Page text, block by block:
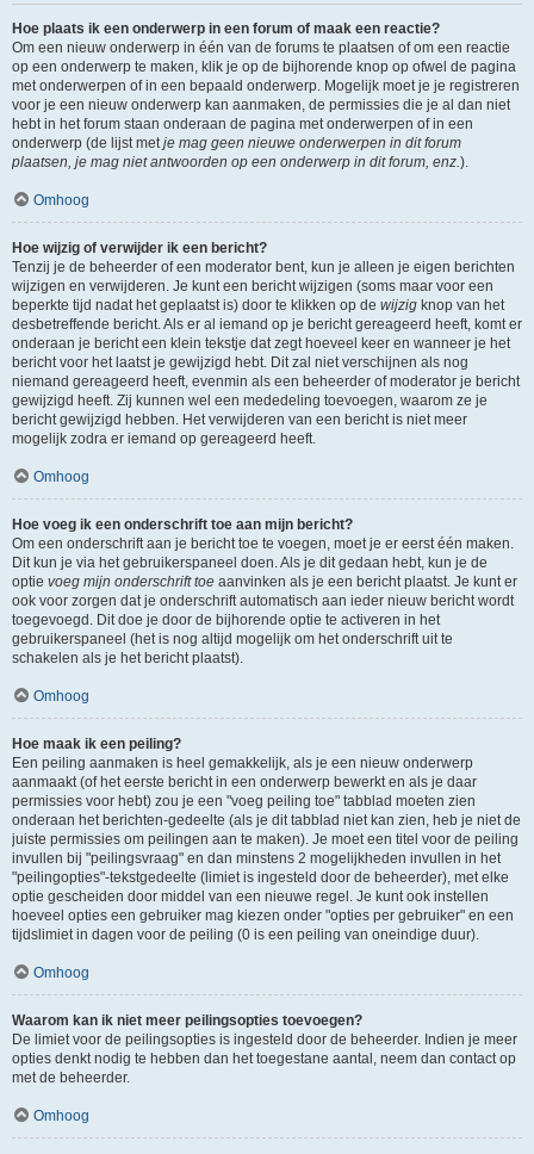
Hoe plaats ik een onderwerp in een forum of maak een reactie?
Om een nieuw onderwerp in één van de forums te plaatsen of om een reactie
op een onderwerp te maken, klik je op de bijhorende knop op ofwel de pagina
met onderwerpen of in een bepaald onderwerp. Mogelijk moet je je registreren
voor je een nieuw onderwerp kan aanmaken, de permissies die je al dan niet
hebt in het forum staan onderaan de pagina met onderwerpen of in een
onderwerp (de lijst metje mag geen nieuwe onderwerpen in dit forum
plaatsen, je mag niet antwoorden op een onderwerp in dit forum, enz.).
Omhoog
Hoe wijzig of verwijder ik een bericht?
Tenzij je de beheerder of een moderator bent, kun je alleen je eigen berichten
wijzigen en verwijderen. Je kunt een bericht wijzigen (soms maar voor een
beperkte tijd nadat het geplaatst is) door te klikken op de wijzig knop van het
desbetreffende bericht. Als er al iemand op je bericht gereageerd heeft, komt er
onderaan je bericht een klein tekstje dat zegt hoeveel keer en wanneer je het
bericht voor het laatst je gewijzigd hebt. Dit zal niet verschijnen als nog
niemand gereageerd heeft, evenmin als een beheerder of moderator je bericht
gewijzigd heeft. Zij kunnen wel een mededeling toevoegen, waarom ze je
bericht gewijzigd hebben. Het verwijderen van een bericht is niet meer
mogelijk zodra er iemand op gereageerd heeft.
Omhoog
Hoe voeg ik een onderschrift toe aan mijn bericht?
Om een onderschrift aan je bericht toe te voegen, moet je er eerst één maken.
Dit kun je via het gebruikerspaneel doen. Als je dit gedaan hebt, kun je de
optie voeg mijn onderschrift toe aanvinken als je een bericht plaatst. Je kunt er
ook voor zorgen dat je onderschrift automatisch aan ieder nieuw bericht wordt
toegevoegd. Dit doe je door de bijhorende optie te activeren in het
gebruikerspaneel (het is nog altijd mogelijk om het onderschrift uit te
schakelen als je het bericht plaatst).
Omhoog
Hoe maak ik een peiling?
Een peiling aanmaken is heel gemakkelijk, als je een nieuw onderwerp
aanmaakt (of het eerste bericht in een onderwerp bewerkt en als je daar
permissies voor hebt) zou je een "voeg peiling toe" tabblad moeten zien
onderaan het berichten-gedeelte (als je dit tabblad niet kan zien, heb je niet de
juiste permissies om peilingen aan te maken). Je moet een titel voor de peiling
invullen bij "peilingsvraag" en dan minstens 2 mogelijkheden invullen in het
"peilingopties"-tekstgedeelte (limiet is ingesteld door de beheerder), met elke
optie gescheiden door middel van een nieuwe regel. Je kunt ook instellen
hoeveel opties een gebruiker mag kiezen onder "opties per gebruiker" en een
tijdslimiet in dagen voor de peiling (0 is een peiling van oneindige duur).
Omhoog
Waarom kan ik niet meer peilingsopties toevoegen?
De limiet voor de peilingsopties is ingesteld door de beheerder. Indien je meer
opties denkt nodig te hebben dan het toegestane aantal, neem dan contact op
met de beheerder.
Omhoog